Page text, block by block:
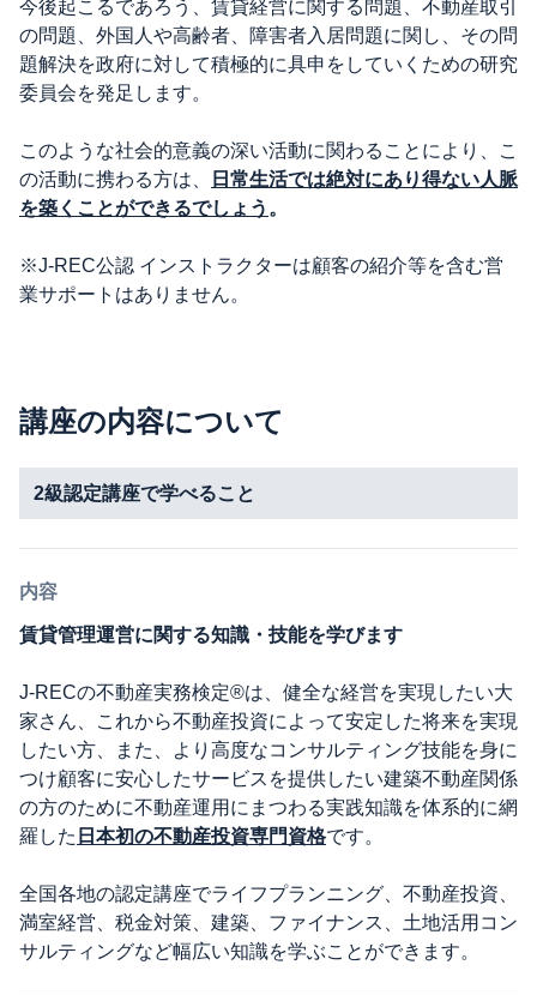
今後起こるであろう、賃貸経営に関する問題、不動産取引
の問題、外国人や高齢者、障害者入居問題に関し、その問
題解決を政府に対して積極的に具申をしていくための研究
委員会を発足します。
このような社会的意義の深い活動に関わることにより、こ
の活動に携わる方は、
日常生活では絶対にあり得ない人脈
を築くことができるでしょう 。
※J-REC公認 インストラクターは顧客の紹介等を含む営
業サポートはありません。
講座の内容について
2級認定講座で学べること
内容
賃貸管理運営に関する知識・技能を学びます
J-RECの不動産実務検定®は、健全な経営を実現したい大
家さん、これから不動産投資によって安定した将来を実現
したい方、また、より高度なコンサルティング技能を身に
つけ顧客に安心したサービスを提供したい建築不動産関係
の方のために不動産運用にまつわる実践知識を体系的に網
羅した 日本初の不動産投資専門資格です。
全国各地の認定講座でライフプランニング、不動産投資、
満室経営、税金対策、建築、ファイナンス、土地活用コン
サルティングなど幅広い知識を学ぶことができます。